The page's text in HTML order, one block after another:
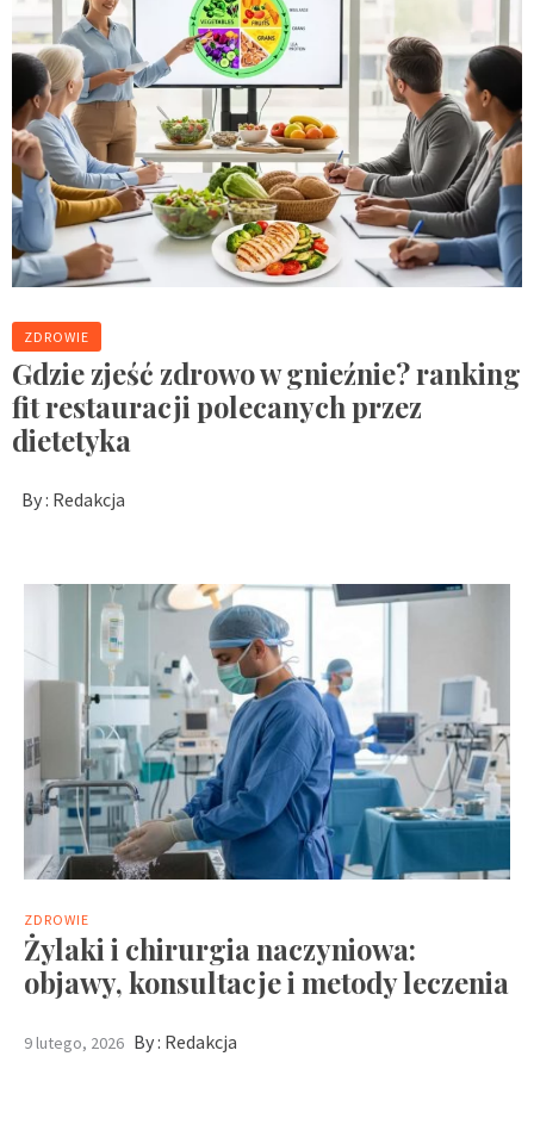
ZDROWIE
Gdzie zjeść zdrowo w gnieźnie? ranking
fit restauracji polecanych przez
dietetyka
By : Redakcja
ZDROWIE
Żylaki i chirurgia naczyniowa:
objawy, konsultacje i metody leczenia
9 lutego, 2026 By : Redakcja